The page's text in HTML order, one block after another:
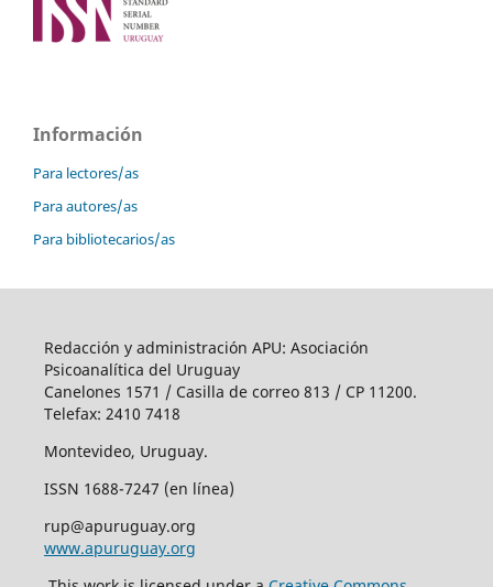
Información
Para lectores/as
Para autores/as
Para bibliotecarios/as
Redacción y administración APU: Asociación
Psicoanalítica del Uruguay
Canelones 1571 / Casilla de correo 813 / CP 11200.
Telefax: 2410 7418
Montevideo, Uruguay.
ISSN 1688-7247 (en línea)
rup@apuruguay.org
www.apuruguay.org